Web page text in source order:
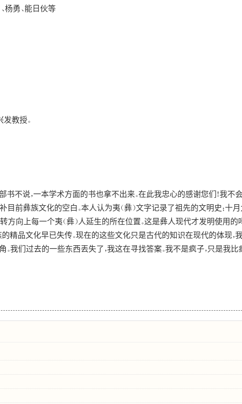
杨勇、能日伙等
教授。
不说，一本学术方面的书也拿不出来。在此我忠心的感谢您们！我不
前彝族文化的空白。本人认为夷（彝）文字记录了祖先的文明史；十
方向上每一个夷（彝）人延生的所在位置。这是彝人现代才发明使用的
的精品文化早已失传。现在的这些文化只是古代的知识在现代的体现，
我们过去的一些东西丟失了，我这在寻找答案。我不是疯子，只是我